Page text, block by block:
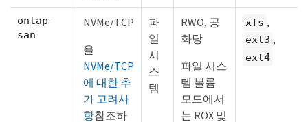
ontap-
san
NVMe/TCP
을
NVMe/TCP
에 대한 추
가 고려사
항참조하
파
일
시
스
템
RWO, 공
화당
파일 시스
템 볼륨
모드에서
는 ROX 및
xfs ,
ext3 ,
ext4